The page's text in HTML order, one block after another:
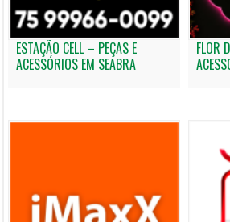
ESTAÇÃO CELL – PEÇAS E
ACESSÓRIOS EM SEABRA
FLOR